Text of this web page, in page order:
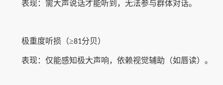
表现：需大声说话才能听到，无法参与群体对话。
极重度听损（≥81分贝）
表现：仅能感知极大声响，依赖视觉辅助（如唇读）。